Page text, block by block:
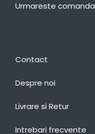
Urmareste comanda
Contact
Despre noi
Livrare si Retur
Intrebari frecvente